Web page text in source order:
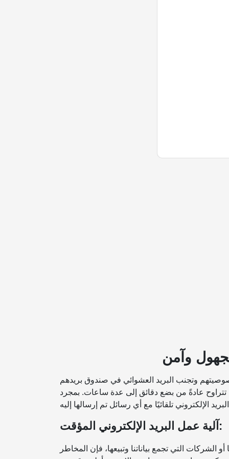
وآمن
وتجنب البريد العشوائي في صندوق بريدهم
تتراوح عادةً من بضع دقائق إلى عدة ساعات. بمجرد
آلية عمل البريد الإلكتروني المؤقت:
التي تجمع بياناتنا وتبيعها، فإن المخاطر